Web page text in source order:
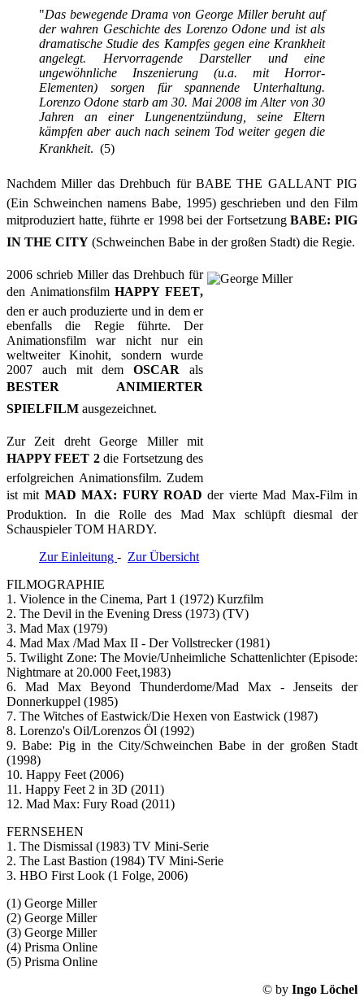
"Das bewegende Drama von George Miller beruht auf
der wahren Geschichte des Lorenzo Odone und ist als
dramatische Studie des Kampfes gegen eine Krankheit
angelegt. Hervorragende Darsteller und eine
ungewöhnliche Inszenierung (u.a. mit Horror-
Elementen) sorgen für spannende Unterhaltung.
Lorenzo Odone starb am 30. Mai 2008 im Alter von 30
Jahren an einer Lungenentzündung, seine Eltern
kämpfen aber auch nach seinem Tod weiter gegen die
Krankheit. (5)
Nachdem Miller das Drehbuch für BABE THE GALLANT PIG
(Ein Schweinchen namens Babe, 1995) geschrieben und den Film
mitproduziert hatte, führte er 1998 bei der FortsetzungBABE: PIG
IN THE CITY (Schweinchen Babe in der großen Stadt) die Regie.
2006 schrieb Miller das Drehbuch für
den AnimationsfilmHAPPY FEET,
den er auch produzierte und in dem er
ebenfalls die Regie führte. Der
Animationsfilm war nicht nur ein
weltweiter Kinohit, sondern wurde
2007 auch mit demOSCAR als
BESTER ANIMIERTER
SPIELFILM ausgezeichnet.
Zur Zeit dreht George Miller mit
HAPPY FEET 2die Fortsetzung des
erfolgreichen Animationsfilm. Zudem
ist mit MAD MAX: FURY ROAD der vierte Mad Max-Film in
Produktion. In die Rolle des Mad Max schlüpft diesmal der
Schauspieler TOM HARDY.
Zur Einleitung - Zur Übersicht
FILMOGRAPHIE
1. Violence in the Cinema, Part 1 (1972) Kurzfilm
2. The Devil in the Evening Dress (1973) (TV)
3. Mad Max (1979)
4. Mad Max /Mad Max II - Der Vollstrecker (1981)
5. Twilight Zone: The Movie/Unheimliche Schattenlichter (Episode:
Nightmare at 20.000 Feet,1983)
6. Mad Max Beyond Thunderdome/Mad Max - Jenseits der
Donnerkuppel (1985)
7. The Witches of Eastwick/Die Hexen von Eastwick (1987)
8. Lorenzo's Oil/Lorenzos Öl (1992)
9. Babe: Pig in the City/Schweinchen Babe in der großen Stadt
(1998)
10. Happy Feet (2006)
11. Happy Feet 2 in 3D (2011)
12. Mad Max: Fury Road (2011)
FERNSEHEN
1. The Dismissal (1983) TV Mini-Serie
2. The Last Bastion (1984) TV Mini-Serie
3. HBO First Look (1 Folge, 2006)
(1) George Miller
(2) George Miller
(3) George Miller
(4) Prisma Online
(5) Prisma Online
© by Ingo Löchel